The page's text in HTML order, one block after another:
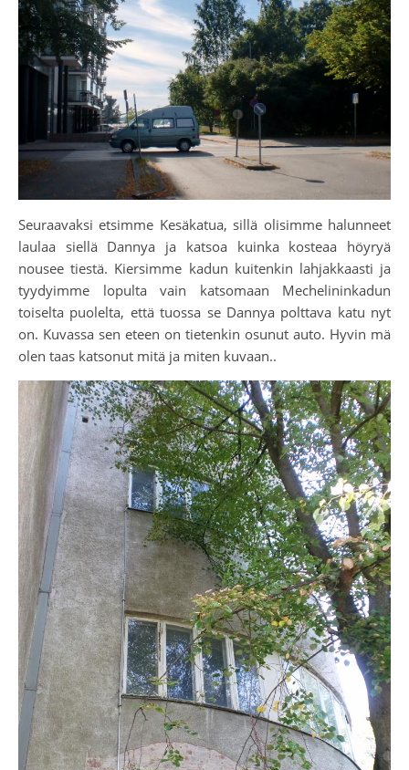
Seuraavaksi etsimme Kesäkatua, sillä olisimme halunneet
laulaa siellä Dannya ja katsoa kuinka kosteaa höyryä
nousee tiestä. Kiersimme kadun kuitenkin lahjakkaasti ja
tyydyimme lopulta vain katsomaan Mechelininkadun
toiselta puolelta, että tuossa se Dannya polttava katu nyt
on. Kuvassa sen eteen on tietenkin osunut auto. Hyvin mä
olen taas katsonut mitä ja miten kuvaan..